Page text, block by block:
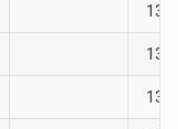
13
13
13